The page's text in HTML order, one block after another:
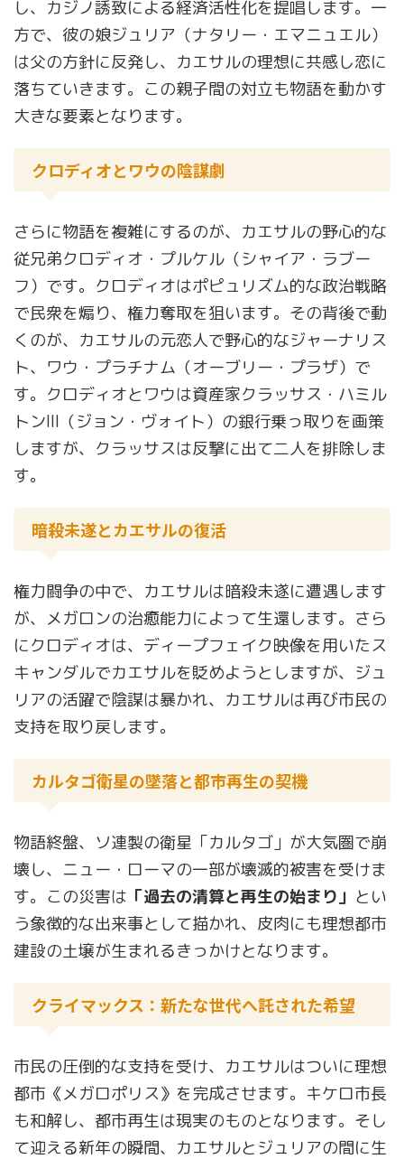
し、カジノ誘致による経済活性化を提唱します。一
方で、彼の娘ジュリア（ナタリー・エマニュエル）
は父の方針に反発し、カエサルの理想に共感し恋に
落ちていきます。この親子間の対立も物語を動かす
大きな要素となります。
クロディオとワウの陰謀劇
さらに物語を複雑にするのが、カエサルの野心的な
従兄弟クロディオ・プルケル（シャイア・ラブー
フ）です。クロディオはポピュリズム的な政治戦略
で民衆を煽り、権力奪取を狙います。その背後で動
くのが、カエサルの元恋人で野心的なジャーナリス
ト、ワウ・プラチナム（オーブリー・プラザ）で
す。クロディオとワウは資産家クラッサス・ハミル
トンIII（ジョン・ヴォイト）の銀行乗っ取りを画策
しますが、クラッサスは反撃に出て二人を排除しま
す。
暗殺未遂とカエサルの復活
権力闘争の中で、カエサルは暗殺未遂に遭遇します
が、メガロンの治癒能力によって生還します。さら
にクロディオは、ディープフェイク映像を用いたス
キャンダルでカエサルを貶めようとしますが、ジュ
リアの活躍で陰謀は暴かれ、カエサルは再び市民の
支持を取り戻します。
カルタゴ衛星の墜落と都市再生の契機
物語終盤、ソ連製の衛星「カルタゴ」が大気圏で崩
壊し、ニュー・ローマの一部が壊滅的被害を受けま
す。この災害は 「過去の清算と再生の始まり」 とい
う象徴的な出来事として描かれ、皮肉にも理想都市
建設の土壌が生まれるきっかけとなります。
クライマックス：新たな世代へ託された希望
市民の圧倒的な支持を受け、カエサルはついに理想
都市《メガロポリス》を完成させます。キケロ市長
も和解し、都市再生は現実のものとなります。そし
て迎える新年の瞬間、カエサルとジュリアの間に生